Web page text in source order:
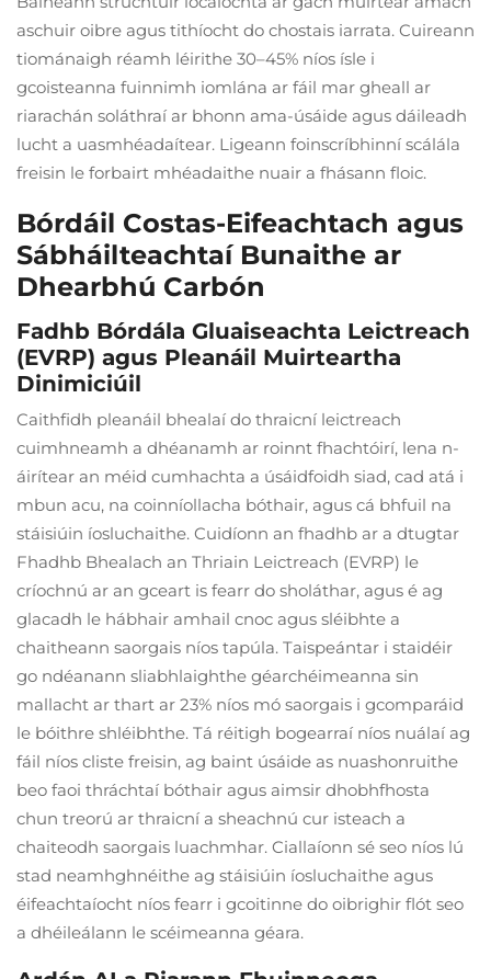
aschuir oibre agus tithíocht do chostais iarrata. Cuireann
tiománaigh réamh léirithe 30–45% níos ísle i
gcoisteanna fuinnimh iomlána ar fáil mar gheall ar
riarachán soláthraí ar bhonn ama-úsáide agus dáileadh
lucht a uasmhéadaítear. Ligeann foinscríbhinní scálála
freisin le forbairt mhéadaithe nuair a fhásann floic.
Bórdáil Costas-Eifeachtach agus
Sábháilteachtaí Bunaithe ar
Dhearbhú Carbón
Fadhb Bórdála Gluaiseachta Leictreach
(EVRP) agus Pleanáil Muirteartha
Dinimiciúil
Caithfidh pleanáil bhealaí do thraicní leictreach
cuimhneamh a dhéanamh ar roinnt fhachtóirí, lena n-
áirítear an méid cumhachta a úsáidfoidh siad, cad atá i
mbun acu, na coinníollacha bóthair, agus cá bhfuil na
stáisiúin íosluchaithe. Cuidíonn an fhadhb ar a dtugtar
Fhadhb Bhealach an Thriain Leictreach (EVRP) le
críochnú ar an gceart is fearr do sholáthar, agus é ag
glacadh le hábhair amhail cnoc agus sléibhte a
chaitheann saorgais níos tapúla. Taispeántar i staidéir
go ndéanann sliabhlaighthe géarchéimeanna sin
mallacht ar thart ar 23% níos mó saorgais i gcomparáid
le bóithre shléibhthe. Tá réitigh bogearraí níos nuálaí ag
fáil níos cliste freisin, ag baint úsáide as nuashonruithe
beo faoi thráchtaí bóthair agus aimsir dhobhfhosta
chun treorú ar thraicní a sheachnú cur isteach a
chaiteodh saorgais luachmhar. Ciallaíonn sé seo níos lú
stad neamhghnéithe ag stáisiúin íosluchaithe agus
éifeachtaíocht níos fearr i gcoitinne do oibrighir flót seo
a dhéileálann le scéimeanna géara.